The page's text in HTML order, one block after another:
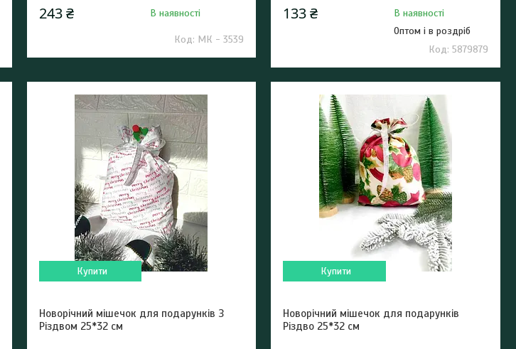
243 ₴ В наявності
МК - 3539
133 ₴
В наявності
Оптом і в роздріб
5879879
Купити
Новорічний мішечок для подарунків З
Різдвом 25*32 см
Купити
Новорічний мішечок для подарунків
Різдво 25*32 см